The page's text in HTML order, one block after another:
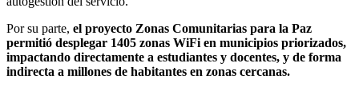
Por su parte, el proyecto Zonas Comunitarias para la Paz
permitió desplegar 1405 zonas WiFi en municipios priorizados,
impactando directamente a estudiantes y docentes, y de forma
indirecta a millones de habitantes en zonas cercanas.